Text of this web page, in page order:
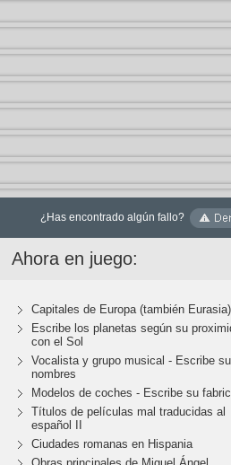
¿Has encontrado algún fallo?
Ahora en juego:
Capitales de Europa (también Eurasia)
Escribe los planetas según su
con el Sol
Vocalista y grupo musical - Escribe
nombres
Modelos de coches - Escribe su
Títulos de películas mal traducidas al
español II
Ciudades romanas en Hispania